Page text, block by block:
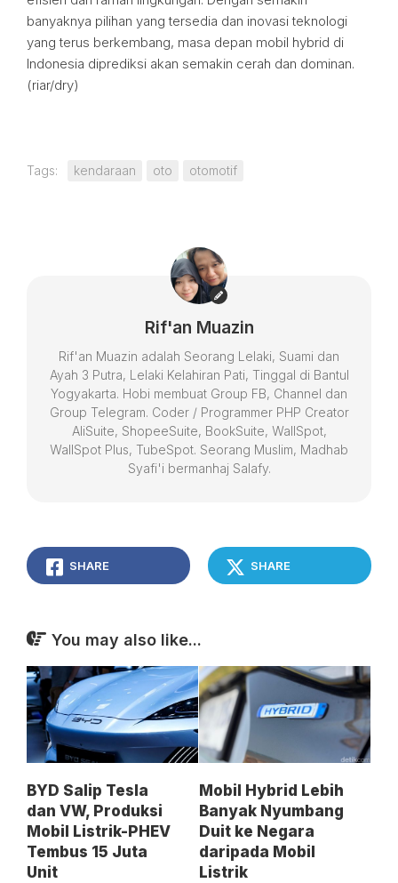
banyaknya pilihan yang tersedia dan inovasi teknologi
yang terus berkembang, masa depan mobil hybrid di
Indonesia diprediksi akan semakin cerah dan dominan.
(riar/dry)
Tags: kendaraan oto otomotif
Rif'an Muazin
Rif'an Muazin adalah Seorang Lelaki, Suami dan
Ayah 3 Putra, Lelaki Kelahiran Pati, Tinggal di Bantul
Yogyakarta. Hobi membuat Group FB, Channel dan
Group Telegram. Coder / Programmer PHP Creator
AliSuite, ShopeeSuite, BookSuite, WallSpot,
WallSpot Plus, TubeSpot. Seorang Muslim, Madhab
Syafi'i bermanhaj Salafy.
SHARE SHARE
You may also like...
BYD Salip Tesla
dan VW, Produksi
Mobil Listrik-PHEV
Tembus 15 Juta
Unit
Mobil Hybrid Lebih
Banyak Nyumbang
Duit ke Negara
daripada Mobil
Listrik